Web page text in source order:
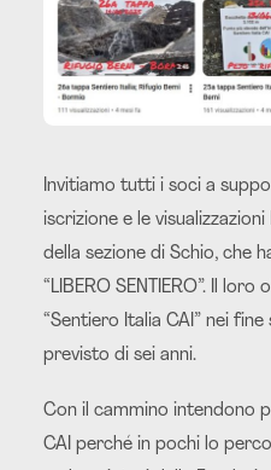
Invitiamo tutti i soci a
iscrizione e le
della sezione di Schio, che
“LIBERO SENTIERO”. Il
“Sentiero Italia CAI” nei
previsto di sei anni.
Con il cammino intendono
CAI perché in pochi lo